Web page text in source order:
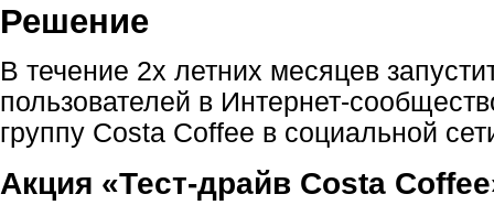
Решение
В течение 2х летних месяцев
пользователей в Интернет-
группу Costa Coffee в социальной
Акция «Тест-драйв Costa